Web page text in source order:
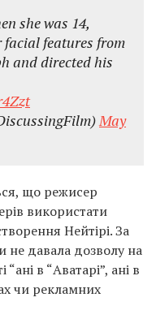
she was 14,
facial features from
and directed his
May
що режисер
використати
Нейтірі. За
не давала дозволу на
в “Аватарі”, ані в
чи рекламних